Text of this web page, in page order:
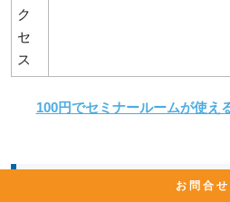
ク
セ
ス
100円でセミナールームが使え
BIZcomfort神保町お問合せ